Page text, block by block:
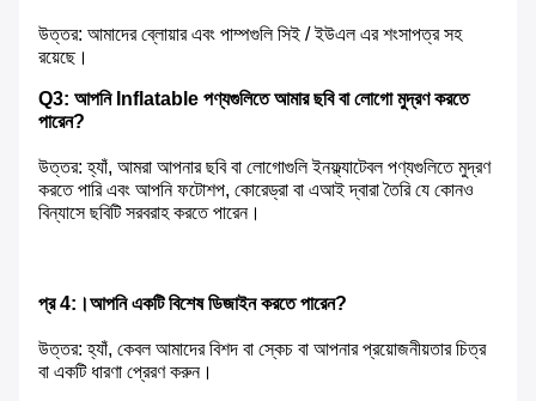
উত্তর: আমাদের ব্লোয়ার এবং পাম্পগুলি সিই / ইউএল এর শংসাপত্র সহ
রয়েছে।
Q3: আপনি Inflatable পণ্যগুলিতে আমার ছবি বা লোগো মুদ্রণ করতে
পারেন?
উত্তর: হ্যাঁ, আমরা আপনার ছবি বা লোগোগুলি ইনফ্ল্যাটেবল পণ্যগুলিতে মুদ্রণ
করতে পারি এবং আপনি ফটোশপ, কোরেড্রা বা এআই দ্বারা তৈরি যে কোনও
বিন্যাসে ছবিটি সরবরাহ করতে পারেন।
প্র 4:।আপনি একটি বিশেষ ডিজাইন করতে পারেন?
উত্তর: হ্যাঁ, কেবল আমাদের বিশদ বা স্কেচ বা আপনার প্রয়োজনীয়তার চিত্র
বা একটি ধারণা প্রেরণ করুন।